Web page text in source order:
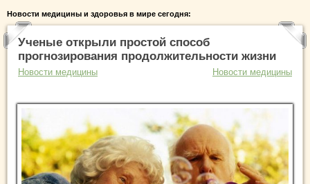
Новости медицины и здоровья в мире сегодня:
Ученые открыли простой способ
прогнозирования продолжительности жизни
Новости медицины Новости медицины